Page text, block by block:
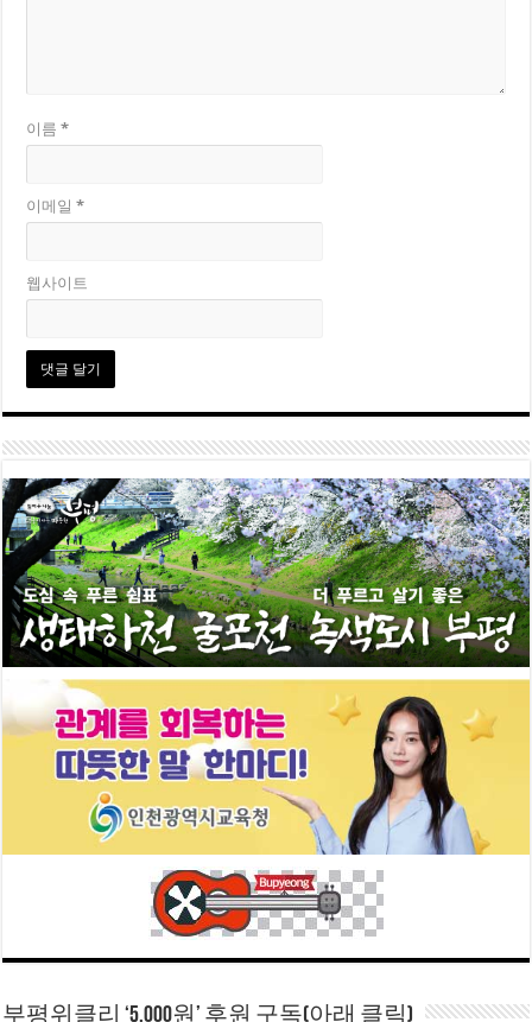
이름*
이메일*
웹사이트
부평위클리 ‘5,000원’ 후원 구독(아래 클릭)